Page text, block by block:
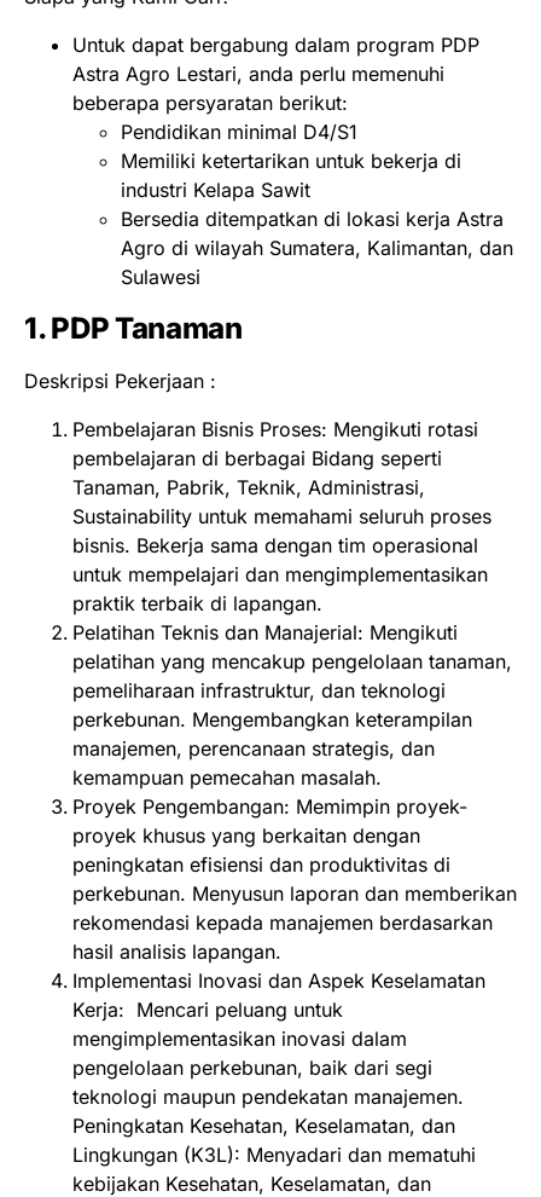
Untuk dapat bergabung dalam program PDP
Astra Agro Lestari, anda perlu memenuhi
beberapa persyaratan berikut:
Pendidikan minimal D4/S1
Memiliki ketertarikan untuk bekerja di
industri Kelapa Sawit
Bersedia ditempatkan di lokasi kerja Astra
Agro di wilayah Sumatera, Kalimantan, dan
Sulawesi
1. PDP Tanaman
Deskripsi Pekerjaan :
Pembelajaran Bisnis Proses: Mengikuti rotasi
pembelajaran di berbagai Bidang seperti
Tanaman, Pabrik, Teknik, Administrasi,
Sustainability untuk memahami seluruh proses
bisnis. Bekerja sama dengan tim operasional
untuk mempelajari dan mengimplementasikan
praktik terbaik di lapangan.
Pelatihan Teknis dan Manajerial: Mengikuti
pelatihan yang mencakup pengelolaan tanaman,
pemeliharaan infrastruktur, dan teknologi
perkebunan. Mengembangkan keterampilan
manajemen, perencanaan strategis, dan
kemampuan pemecahan masalah.
Proyek Pengembangan: Memimpin proyek-
proyek khusus yang berkaitan dengan
peningkatan efisiensi dan produktivitas di
perkebunan. Menyusun laporan dan memberikan
rekomendasi kepada manajemen berdasarkan
hasil analisis lapangan.
Implementasi Inovasi dan Aspek Keselamatan
Kerja: Mencari peluang untuk
mengimplementasikan inovasi dalam
pengelolaan perkebunan, baik dari segi
teknologi maupun pendekatan manajemen.
Peningkatan Kesehatan, Keselamatan, dan
Lingkungan (K3L): Menyadari dan mematuhi
kebijakan Kesehatan, Keselamatan, dan